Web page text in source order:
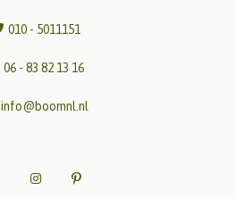
010 - 5011151
06 - 83 82 13 16
info@boomnl.nl